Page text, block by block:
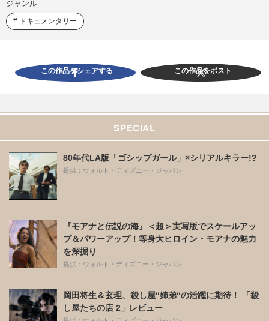
ジャンル
ドキュメンタリー
この作品をシェアする この作品をポスト
SPECIAL
80年代LA版「ゴシップガール」×シリアルキラー!?
提供：ウォルト・ディズニー・ジャパン
『モアナと伝説の海』＜超＞実写版でスケールアッ
プ＆パワーアップ！等身大ヒロイン・モアナの魅力
を深掘り
提供：ウォルト・ディズニー・ジャパン
岡田将生＆玄理、殺し屋“姉弟“の活躍に期待！ 「殺
し屋たちの店 2」レビュー